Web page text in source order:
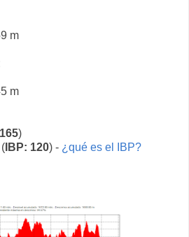
m
m
)
IBP: 120) - ¿qué es el IBP?